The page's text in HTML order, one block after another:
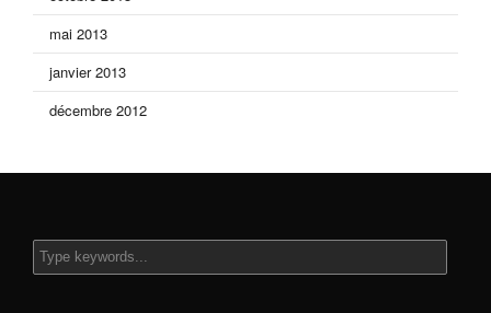
mai 2013
janvier 2013
décembre 2012